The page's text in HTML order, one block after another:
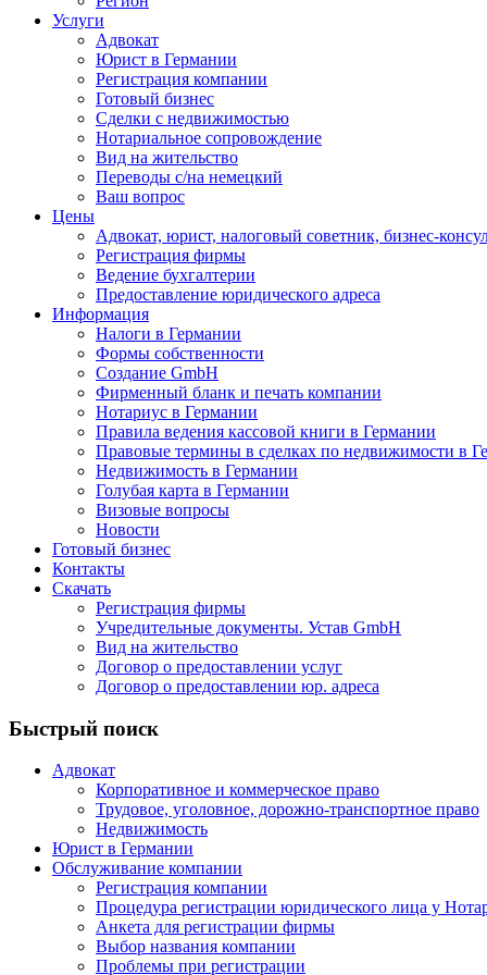
Услуги
Адвокат
Юрист в Германии
Регистрация компании
Готовый бизнес
Сделки с недвижимостью
Нотариальное сопровождение
Вид на жительство
Переводы с/на немецкий
Ваш вопрос
Цены
Адвокат, юрист, налоговый советник, бизнес-
Регистрация фирмы
Ведение бухгалтерии
Предоставление юридического адреса
Информация
Налоги в Германии
Формы собственности
Создание GmbH
Фирменный бланк и печать компании
Нотариус в Германии
Правила ведения кассовой книги в Германии
Правовые термины в сделках по недвижимости в
Недвижимость в Германии
Голубая карта в Германии
Визовые вопросы
Новости
Готовый бизнес
Контакты
Скачать
Регистрация фирмы
Учредительные документы. Устав GmbH
Вид на жительство
Договор о предоставлении услуг
Договор о предоставлении юр. адреса
Быстрый поиск
Адвокат
Корпоративное и коммерческое право
Трудовое, уголовное, дорожно-транспортное право
Недвижимость
Юрист в Германии
Обслуживание компании
Регистрация компании
Процедура регистрации юридического лица у
Анкета для регистрации фирмы
Выбор названия компании
Проблемы при регистрации